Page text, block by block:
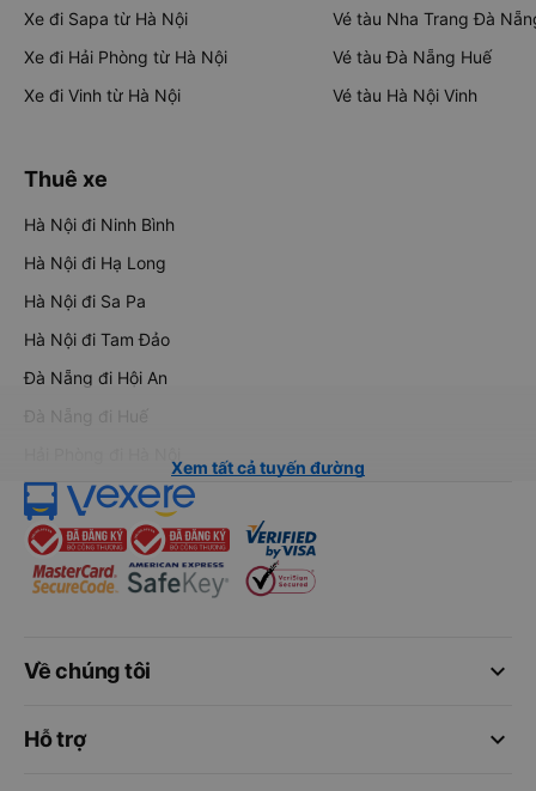
Xe đi Sapa từ Hà Nội
Xe đi Hải Phòng từ Hà Nội
Xe đi Vinh từ Hà Nội
Vé tàu Nha Trang Đà
Vé tàu Đà Nẵng Huế
Vé tàu Hà Nội Vinh
Thuê xe
Hà Nội đi Ninh Bình
Hà Nội đi Hạ Long
Hà Nội đi Sa Pa
Hà Nội đi Tam Đảo
Đà Nẵng đi Hội An
Đà Nẵng đi Huế
Xem tất cả tuyến đường
keyboard_arrow_down
Về chúng tôi
keyboard_arrow_down
Hỗ trợ